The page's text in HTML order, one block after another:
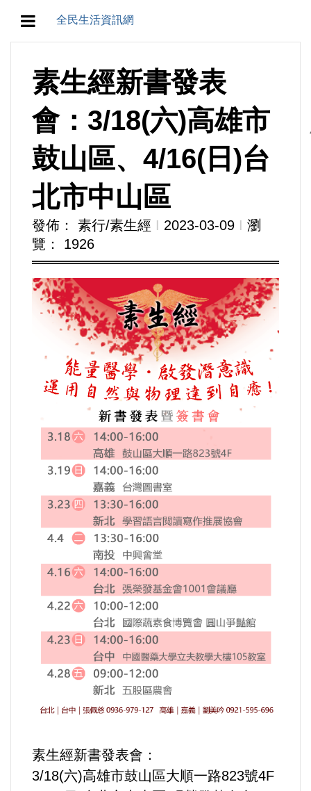
全民生活資訊網
教育/五育/五創
人生/生存/生活
產業/經濟
政治/政黨
農業/技術/肥飼料/農藥/產銷
食品/衛生/醫療/照護
運動/體育/休閒/育樂
兩岸/大陸
寵物/動保
婦女/孩童
命理/信仰/宗教/宮廟/教會
演講/發表會/論壇/研討會
內政/社會/福利/弱勢/慈善
交通運輸
素生經新書發表
會：3/18(六)高雄市
鼓山區、4/16(日)台
北市中山區
發佈： 素行/素生經 Ι 2023-03-09 Ι 瀏
覽： 1926
素生經新書發表會：
3/18(六)高雄市鼓山區大順一路823號4F